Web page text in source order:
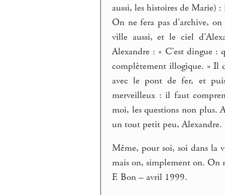
aussi, les histoires de Marie)
On ne fera pas d’archive,
ville aussi, et le ciel
Alexandre : « C’est dingue :
complètement illogique. » Il
avec le pont de fer, et
merveilleux : il faut
moi, les questions non plus.
un tout petit peu, Alexandre.
Même, pour soi, soi dans la
mais on, simplement on. On
F. Bon – avril 1999.